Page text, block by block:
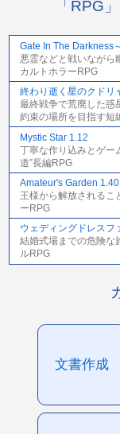
「RPG
Gate In The Darkness
悪霊などと戦いながら
カルトホラーRPG
終わり逝く星のクドリ
最終戦争で荒廃した惑
約束の場所を目指す短
Mystic Star 1.12
丁寧な作り込みとゲー
道”長編RPG
Amateur's Garden 1.40
王様から解放されるこ
ーRPG
ウェディングドレスフ
結婚式場までの危険な
ルRPG
文書作成